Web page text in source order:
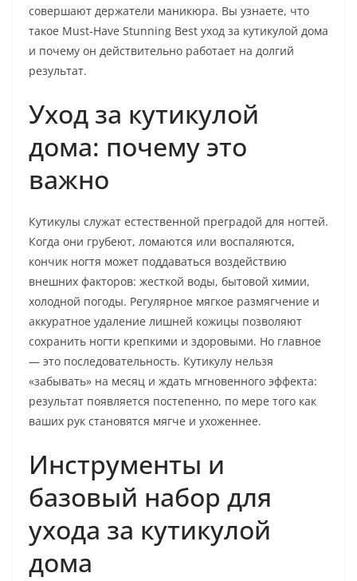
совершают держатели маникюра. Вы узнаете, что
такое Must-Have Stunning Best уход за кутикулой дома
и почему он действительно работает на долгий
результат.
Уход за кутикулой
дома: почему это
важно
Кутикулы служат естественной преградой для ногтей.
Когда они грубеют, ломаются или воспаляются,
кончик ногтя может поддаваться воздействию
внешних факторов: жесткой воды, бытовой химии,
холодной погоды. Регулярное мягкое размягчение и
аккуратное удаление лишней кожицы позволяют
сохранить ногти крепкими и здоровыми. Но главное
— это последовательность. Кутикулу нельзя
«забывать» на месяц и ждать мгновенного эффекта:
результат появляется постепенно, по мере того как
ваших рук становятся мягче и ухоженнее.
Инструменты и
базовый набор для
ухода за кутикулой
дома